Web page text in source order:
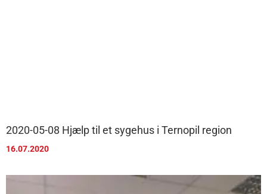
2020-05-08 Hjælp til et sygehus i Ternopil region
16.07.2020